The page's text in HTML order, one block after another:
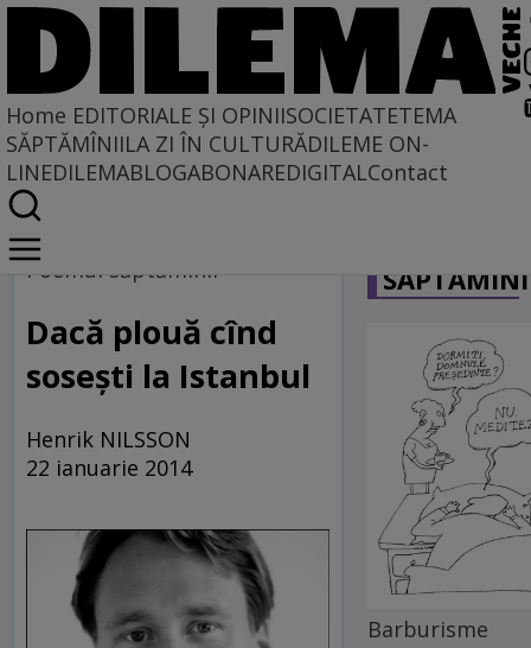
Home EDITORIALE ȘI OPINIISOCIETATETEMA
SĂPTĂMÎNIILA ZI ÎN CULTURĂDILEME ON-
LINEDILEMABLOGABONAREDIGITALContact
Home
Divanul DILEMEI VECHI
Poemul săptămînii
Dacă plouă cînd
soseşti la Istanbul
Henrik NILSSON
22 ianuarie 2014
Barburisme